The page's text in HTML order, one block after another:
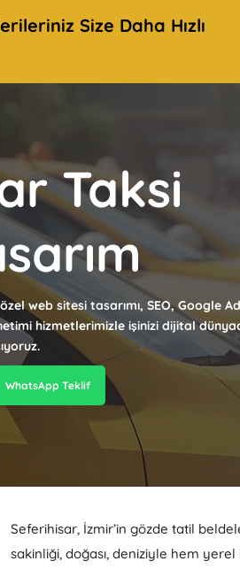
Size Daha Hızlı
Taksi
web sitesi tasarımı, SEO, Google
hizmetlerimizle işinizi dijital
WhatsApp Teklif
Seferihisar, İzmir’in gözde tatil
sakinliği, doğası, deniziyle hem